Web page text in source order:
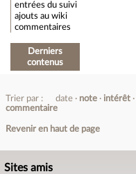
entrées du suivi
ajouts au wiki
commentaires
Derniers
contenus
Trier par : date note intérêt
commentaire
Revenir en haut de page
Sites amis